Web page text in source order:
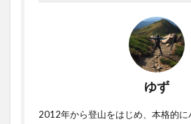
ゆず
2012年から登山をはじめ、本格的